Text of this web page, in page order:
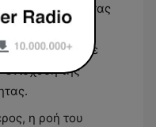
προσφέροντας
διδαχής και
του λόγου, με
της
η ροή του